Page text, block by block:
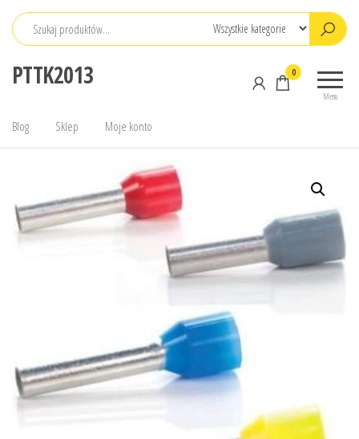
Przejdź
PTTK2013
Menu
0
Blog Sklep Moje konto